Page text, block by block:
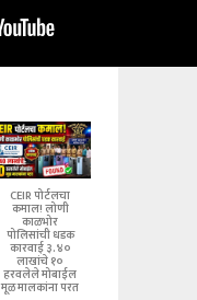
CEIR पोर्टलचा
कमाल! लोणी
काळभोर
पोलिसांची धडक
कारवाई ३.४०
लाखांचे १०
हरवलेले मोबाईल
मूळ मालकांना परत